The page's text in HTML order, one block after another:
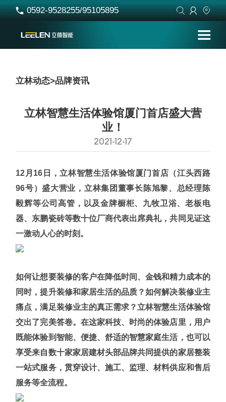
 0592-9528255/95105895   
立林动态>品牌资讯
立林智慧生活体验馆厦门首店盛大营
业！
2021-12-17
12月16日， 立林智慧生活体验馆厦门首店（江头西路
96号）盛大营业 ，立林集团董事长陈旭黎、总经理陈
毅辉等公司高管，以及金牌橱柜、九牧卫浴、老板电
器、东鹏瓷砖等数十位厂商代表出席典礼，共同见证这
一激动人心的时刻。
如何让想要装修的客户在降低时间、金钱和精力成本的
同时，提升装修和家居生活的品质？如何解决装修业主
痛点，满足装修业主的真正需求？立林智慧生活体验馆
交出了完美答卷。在这家科技、时尚的体验店里，用户
既能体验到智能、便捷、舒适的智慧家庭生活，也可以
享受来自数十家家居建材头部品牌共同提供的家居整装
一站式服务，贯穿设计、施工、监理、材料供应和售后
服务等全流程。